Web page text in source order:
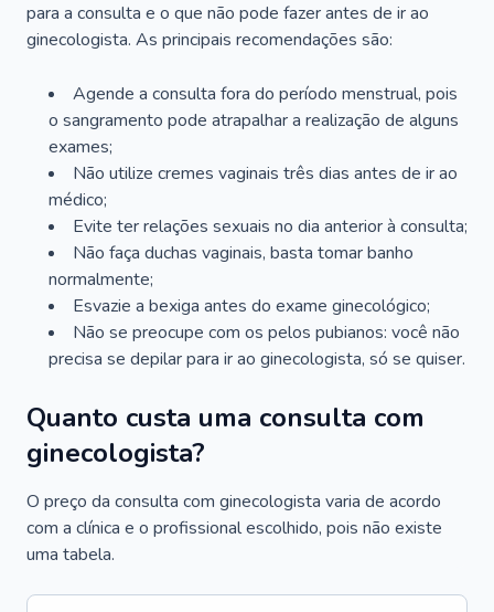
para a consulta e o que não pode fazer antes de ir ao
ginecologista. As principais recomendações são:
Agende a consulta fora do período menstrual, pois
o sangramento pode atrapalhar a realização de alguns
exames;
Não utilize cremes vaginais três dias antes de ir ao
médico;
Evite ter relações sexuais no dia anterior à consulta;
Não faça duchas vaginais, basta tomar banho
normalmente;
Esvazie a bexiga antes do exame ginecológico;
Não se preocupe com os pelos pubianos: você não
precisa se depilar para ir ao ginecologista, só se quiser.
Quanto custa uma consulta com
ginecologista?
O preço da consulta com ginecologista varia de acordo
com a clínica e o profissional escolhido, pois não existe
uma tabela.